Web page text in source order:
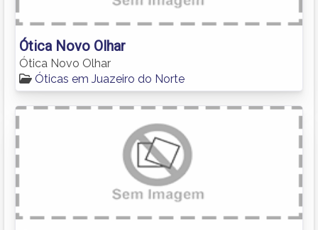
Ótica Novo Olhar
Ótica Novo Olhar
Óticas em Juazeiro do Norte